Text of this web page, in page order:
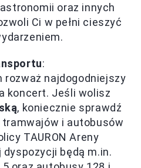
oraz innych
Ci w pełni cieszyć
:
rozważ najdogodniejszy
koncert. Jeśli wolisz
, koniecznie sprawdź
tramwajów i autobusów
TAURON Areny
dyspozycji będą m.in.